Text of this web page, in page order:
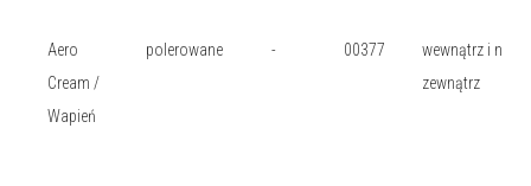
Aero
Cream /
Wapień
polerowane - 00377
wewnątrz i na
zewnątrz